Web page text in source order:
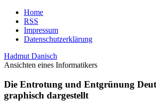
Home
RSS
Impressum
Datenschutzerklärung
Hadmut Danisch
Ansichten eines Informatikers
Die Entrotung und Entgrünung
graphisch dargestellt